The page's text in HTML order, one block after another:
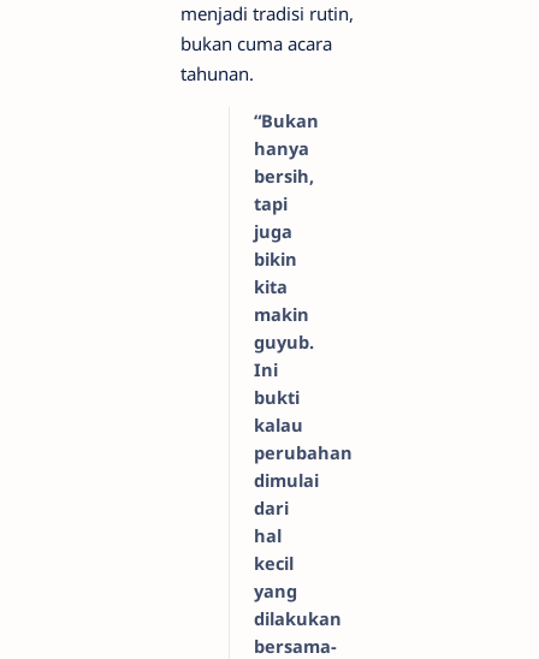
menjadi tradisi rutin,
bukan cuma acara
tahunan.
“Bukan
hanya
bersih,
tapi
juga
bikin
kita
makin
guyub.
Ini
bukti
kalau
perubahan
dimulai
dari
hal
kecil
yang
dilakukan
bersama-